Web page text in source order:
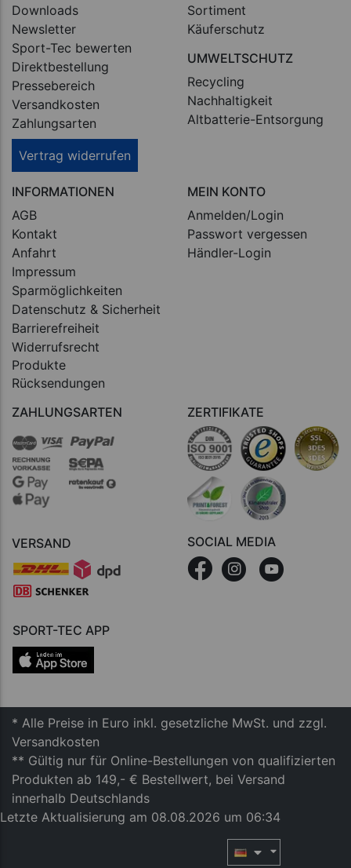
Downloads
Newsletter
Sport-Tec bewerten
Direktbestellung
Pressebereich
Versandkosten
Zahlungsarten
Vertrag widerrufen
Sortiment
Käuferschutz
UMWELTSCHUTZ
Recycling
Nachhaltigkeit
Altbatterie-Entsorgung
INFORMATIONEN
AGB
Kontakt
Anfahrt
Impressum
Sparmöglichkeiten
Datenschutz & Sicherheit
Barrierefreiheit
Widerrufsrecht
Produkte
Rücksendungen
MEIN KONTO
Anmelden/Login
Passwort vergessen
Händler-Login
ZAHLUNGSARTEN
VERSAND
ZERTIFIKATE
SOCIAL MEDIA
SPORT-TEC APP
* Alle Preise in Euro inkl. gesetzliche MwSt. und zzgl.
Versandkosten
** Gültig nur für Online-Bestellungen von qualifizierten
Produkten ab 149,- € Bestellwert, bei Versand
innerhalb Deutschlands
Letzte Aktualisierung am 08.08.2026 um 06:34